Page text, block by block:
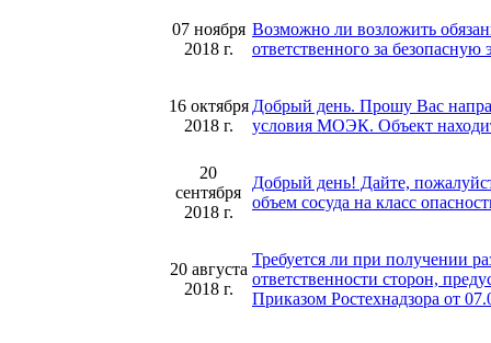
07 ноября
2018 г.
Возможно ли возложить
ответственного за безопасную
16 октября
2018 г.
Добрый день. Прошу Вас
условия МОЭК. Объект
20
сентября
2018 г.
Добрый день! Дайте,
объем сосуда на класс
20 августа
2018 г.
Требуется ли при получении
ответственности сторон,
Приказом Ростехнадзора от